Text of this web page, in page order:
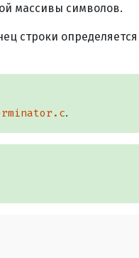
массивы символов.
строки
.